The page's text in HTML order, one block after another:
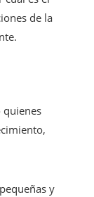
de la
quienes
y